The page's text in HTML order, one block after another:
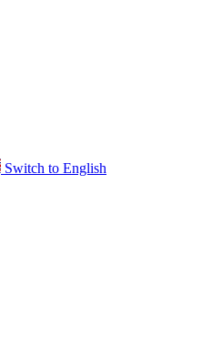
Switch to English